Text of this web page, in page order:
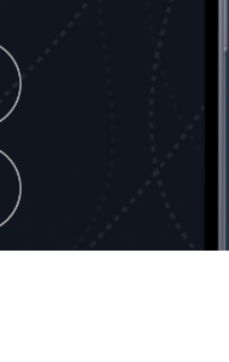
Κοινωνικά Δίκτυα